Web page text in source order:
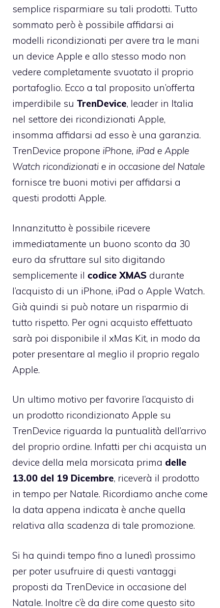
semplice risparmiare su tali prodotti. Tutto
sommato però è possibile affidarsi ai
modelli ricondizionati per avere tra le mani
un device Apple e allo stesso modo non
vedere completamente svuotato il proprio
portafoglio. Ecco a tal proposito un’offerta
imperdibile su TrenDevice, leader in Italia
nel settore dei ricondizionati Apple,
insomma affidarsi ad esso è una garanzia.
TrenDevice propone iPhone, iPad e Apple
Watch ricondizionati e in occasione del Natale
fornisce tre buoni motivi per affidarsi a
questi prodotti Apple.
Innanzitutto è possibile ricevere
immediatamente un buono sconto da 30
euro da sfruttare sul sito digitando
semplicemente il codice XMAS durante
l’acquisto di un iPhone, iPad o Apple Watch.
Già quindi si può notare un risparmio di
tutto rispetto. Per ogni acquisto effettuato
sarà poi disponibile il xMas Kit, in modo da
poter presentare al meglio il proprio regalo
Apple.
Un ultimo motivo per favorire l’acquisto di
un prodotto ricondizionato Apple su
TrenDevice riguarda la puntualità dell’arrivo
del proprio ordine. Infatti per chi acquista un
device della mela morsicata prima delle
13.00 del 19 Dicembre, riceverà il prodotto
in tempo per Natale. Ricordiamo anche come
la data appena indicata è anche quella
relativa alla scadenza di tale promozione.
Si ha quindi tempo fino a lunedì prossimo
per poter usufruire di questi vantaggi
proposti da TrenDevice in occasione del
Natale. Inoltre c’è da dire come questo sito